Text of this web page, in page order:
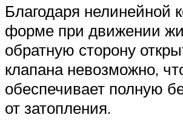
Благодаря нелинейной
форме при движении
обратную сторону
клапана невозможно,
обеспечивает полную
от затопления.